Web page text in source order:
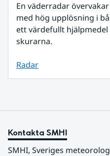
En väderradar
med hög upplösning i
ett värdefullt
skurarna.
Radar
Kontakta SMHI
SMHI, Sveriges